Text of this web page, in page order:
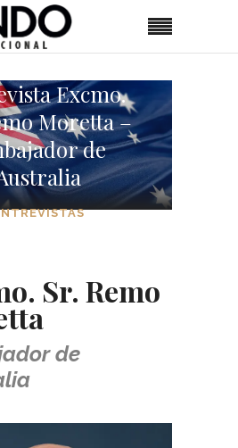
Excmo.
Moretta –
de
Sr. Remo
de